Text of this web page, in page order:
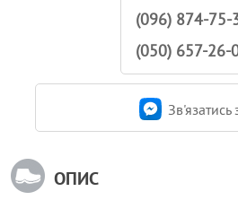
(096) 874-75-
(050) 657-26-
Зв'язатись
ОПИС